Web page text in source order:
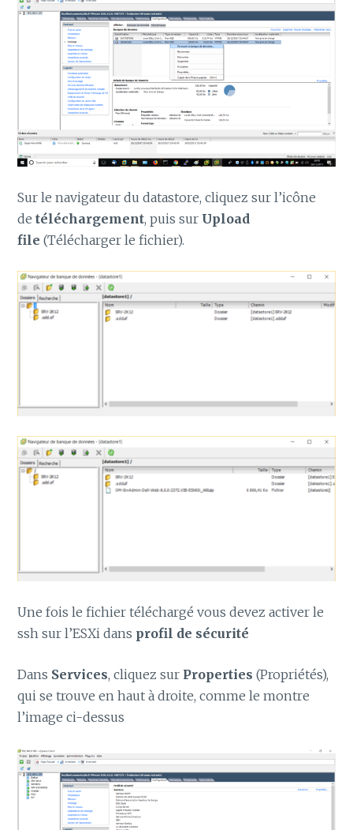
Sur le navigateur du datastore, cliquez sur l’icône
detéléchargement, puis sur Upload
file (Télécharger le fichier).
Une fois le fichier téléchargé vous devez activer le
ssh sur l’ESXi dans profil de sécurité
Dans Services, cliquez sur Properties (Propriétés),
qui se trouve en haut à droite, comme le montre
l’image ci-dessus